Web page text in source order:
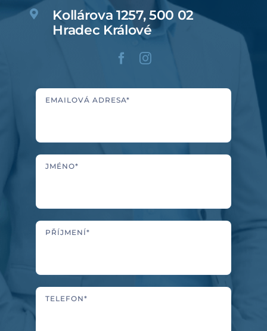
Kollárova 1257, 500 02
Hradec Králové
EMAILOVÁ ADRESA*
JMÉNO*
PŘÍJMENÍ*
TELEFON*